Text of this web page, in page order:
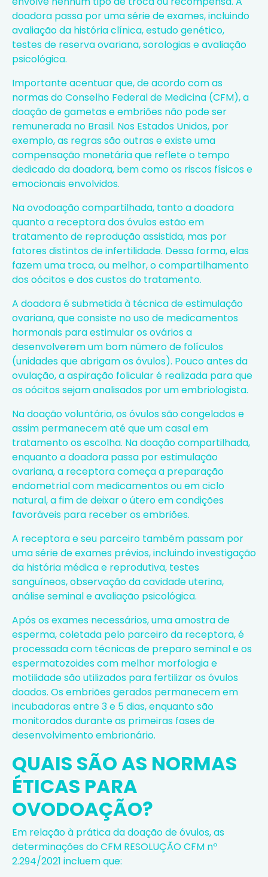
doadora passa por uma série de exames, incluindo
avaliação da história clínica, estudo genético,
testes de reserva ovariana, sorologias e avaliação
psicológica.
Importante acentuar que, de acordo com as
normas do Conselho Federal de Medicina (CFM), a
doação de gametas e embriões não pode ser
remunerada no Brasil. Nos Estados Unidos, por
exemplo, as regras são outras e existe uma
compensação monetária que reflete o tempo
dedicado da doadora, bem como os riscos físicos e
emocionais envolvidos.
Na ovodoação compartilhada, tanto a doadora
quanto a receptora dos óvulos estão em
tratamento de reprodução assistida, mas por
fatores distintos de infertilidade. Dessa forma, elas
fazem uma troca, ou melhor, o compartilhamento
dos oócitos e dos custos do tratamento.
A doadora é submetida à técnica de estimulação
ovariana, que consiste no uso de medicamentos
hormonais para estimular os ovários a
desenvolverem um bom número de folículos
(unidades que abrigam os óvulos). Pouco antes da
ovulação, a aspiração folicular é realizada para que
os oócitos sejam analisados por um embriologista.
Na doação voluntária, os óvulos são congelados e
assim permanecem até que um casal em
tratamento os escolha. Na doação compartilhada,
enquanto a doadora passa por estimulação
ovariana, a receptora começa a preparação
endometrial com medicamentos ou em ciclo
natural, a fim de deixar o útero em condições
favoráveis para receber os embriões.
A receptora e seu parceiro também passam por
uma série de exames prévios, incluindo investigação
da história médica e reprodutiva, testes
sanguíneos, observação da cavidade uterina,
análise seminal e avaliação psicológica.
Após os exames necessários, uma amostra de
esperma, coletada pelo parceiro da receptora, é
processada com técnicas de preparo seminal e os
espermatozoides com melhor morfologia e
motilidade são utilizados para fertilizar os óvulos
doados. Os embriões gerados permanecem em
incubadoras entre 3 e 5 dias, enquanto são
monitorados durante as primeiras fases de
desenvolvimento embrionário.
QUAIS SÃO AS NORMAS
ÉTICAS PARA
OVODOAÇÃO?
Em relação à prática da doação de óvulos, as
determinações do CFM RESOLUÇÃO CFM nº
2.294/2021 incluem que: